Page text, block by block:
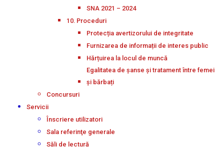
SNA 2021 – 2024
10. Proceduri
Protecția avertizorului de integritate
Furnizarea de informații de interes public
Hărțuirea la locul de muncă
Egalitatea de șanse și tratament între femei
și bărbați
Concursuri
Servicii
Înscriere utilizatori
Sala referinţe generale
Săli de lectură